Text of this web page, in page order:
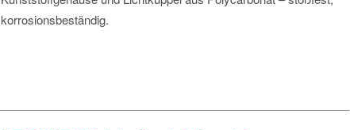
korrosionsbeständig.